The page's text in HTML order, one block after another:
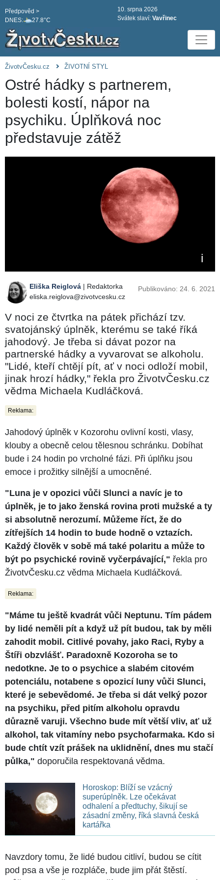
DNES: 27.8°C
Předpověd >
10. srpna 2026
Svátek slaví: Vavřinec
ŽivotvČesku.cz ŽIVOTNÍ STYL
Ostré hádky s partnerem,
bolesti kostí, nápor na
psychiku. Úplňková noc
představuje zátěž
Eliška Reiglová | Redaktorka
eliska.reiglova@zivotvcesku.cz
Publikováno: 24. 6. 2021
V noci ze čtvrtka na pátek přichází tzv.
svatojánský úplněk, kterému se také říká
jahodový. Je třeba si dávat pozor na
partnerské hádky a vyvarovat se alkoholu.
"Lidé, kteří chtějí pít, ať v noci odloží mobil,
jinak hrozí hádky," řekla pro ŽivotvČesku.cz
vědma Michaela Kudláčková.
Reklama:
Jahodový úplněk v Kozorohu ovlivní kosti, vlasy,
klouby a obecně celou tělesnou schránku. Dobíhat
bude i 24 hodin po vrcholné fázi. Při úplňku jsou
emoce i prožitky silnější a umocněné.
"Luna je v opozici vůči Slunci a navíc je to
úplněk, je to jako ženská rovina proti mužské a ty
si absolutně nerozumí. Můžeme říct, že do
zítřejších 14 hodin to bude hodně o vztazích.
Každý člověk v sobě má také polaritu a může to
být po psychické rovině vyčerpávající," řekla pro
ŽivotvČesku.cz vědma Michaela Kudláčková.
Reklama:
"Máme tu ještě kvadrát vůči Neptunu. Tím pádem
by lidé neměli pít a když už pít budou, tak by měli
zahodit mobil. Citlivé povahy, jako Raci, Ryby a
Štíři obzvlášť. Paradoxně Kozoroha se to
nedotkne. Je to o psychice a slabém citovém
potenciálu, notabene s opozicí luny vůči Slunci,
které je sebevědomé. Je třeba si dát velký pozor
na psychiku, před pitím alkoholu opravdu
důrazně varuji. Všechno bude mít větší vliv, ať už
alkohol, tak vitamíny nebo psychofarmaka. Kdo si
bude chtít vzít prášek na uklidnění, dnes mu stačí
půlka," doporučila respektovaná vědma.
Horoskop: Blíží se vzácný
superúplněk. Lze očekávat
odhalení a předtuchy, šikují se
zásadní změny, říká slavná česká
kartářka
Navzdory tomu, že lidé budou citliví, budou se cítit
pod psa a vše je rozpláče, bude jim přát štěstí.